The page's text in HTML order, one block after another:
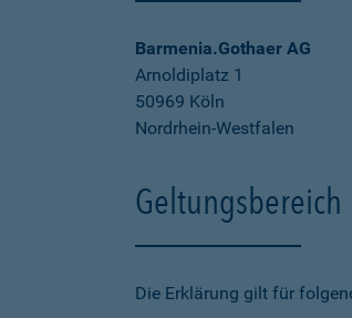
Barmenia.Gothaer AG
Arnoldiplatz 1
50969 Köln
Nordrhein-Westfalen
Geltungsbereich
Die Erklärung gilt für